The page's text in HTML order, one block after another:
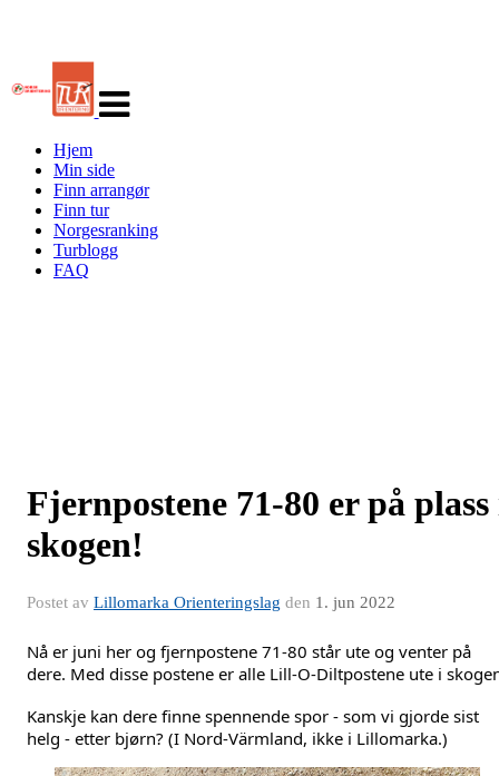
navigasjon
Hjem
Min side
Finn arrangør
Finn tur
Norgesranking
Turblogg
FAQ
Fjernpostene 71-80 er på plass
skogen!
Postet av Lillomarka Orienteringslag den 1. jun 2022
Nå er juni her og fjernpostene 71-80 står ute og venter på
dere. Med disse postene er alle Lill-O-Diltpostene ute i
Kanskje kan dere finne spennende spor - som vi gjorde sist
helg - etter bjørn? (I Nord-Värmland, ikke i Lillomarka.)